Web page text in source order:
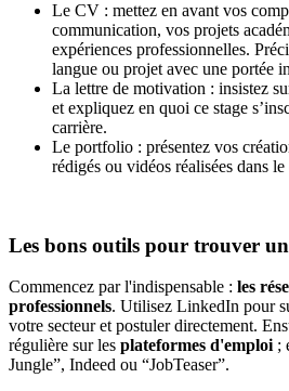
Le CV : mettez en avant vos
communication, vos projets
expériences professionnelles.
langue ou projet avec une portée
La lettre de motivation : insistez
et expliquez en quoi ce stage
carrière.
Le portfolio : présentez vos
rédigés ou vidéos réalisées dans
Les bons outils pour trouver un
Commencez par l'indispensable : les
professionnels. Utilisez LinkedIn pour
votre secteur et postuler directement.
régulière sur les plateformes d'emploi;
Jungle”, Indeed ou “JobTeaser”.